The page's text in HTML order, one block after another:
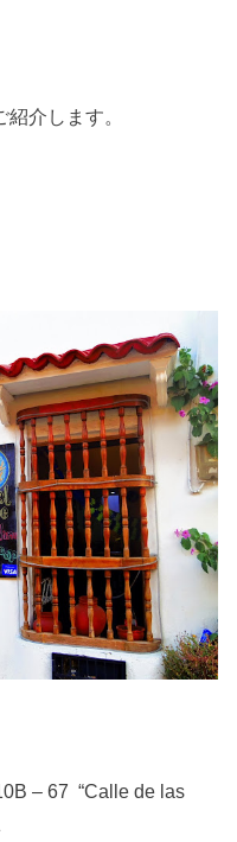
介します。
– 67 “Calle de las